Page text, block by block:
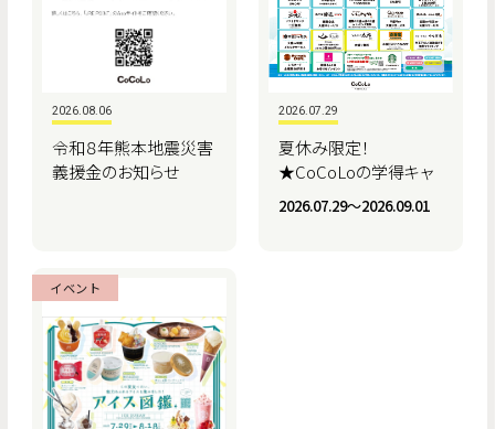
2026.08.06
令和８年熊本地震災害
義援金のお知らせ
2026.07.29
夏休み限定！
★CoCoLoの学得キャ
ンペーン★
2026.07.29〜2026.09.01
イベント